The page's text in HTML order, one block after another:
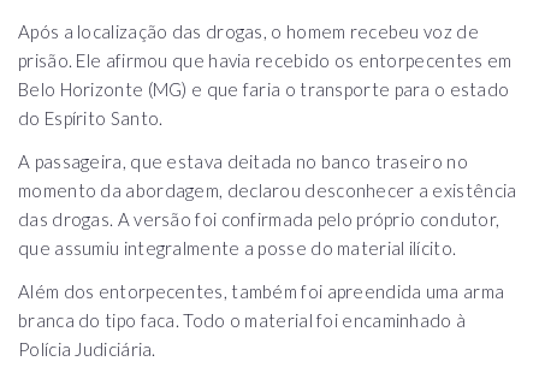
Após a localização das drogas, o homem recebeu voz de
prisão. Ele afirmou que havia recebido os entorpecentes em
Belo Horizonte (MG) e que faria o transporte para o estado
do Espírito Santo.
A passageira, que estava deitada no banco traseiro no
momento da abordagem, declarou desconhecer a existência
das drogas. A versão foi confirmada pelo próprio condutor,
que assumiu integralmente a posse do material ilícito.
Além dos entorpecentes, também foi apreendida uma arma
branca do tipo faca. Todo o material foi encaminhado à
Polícia Judiciária.